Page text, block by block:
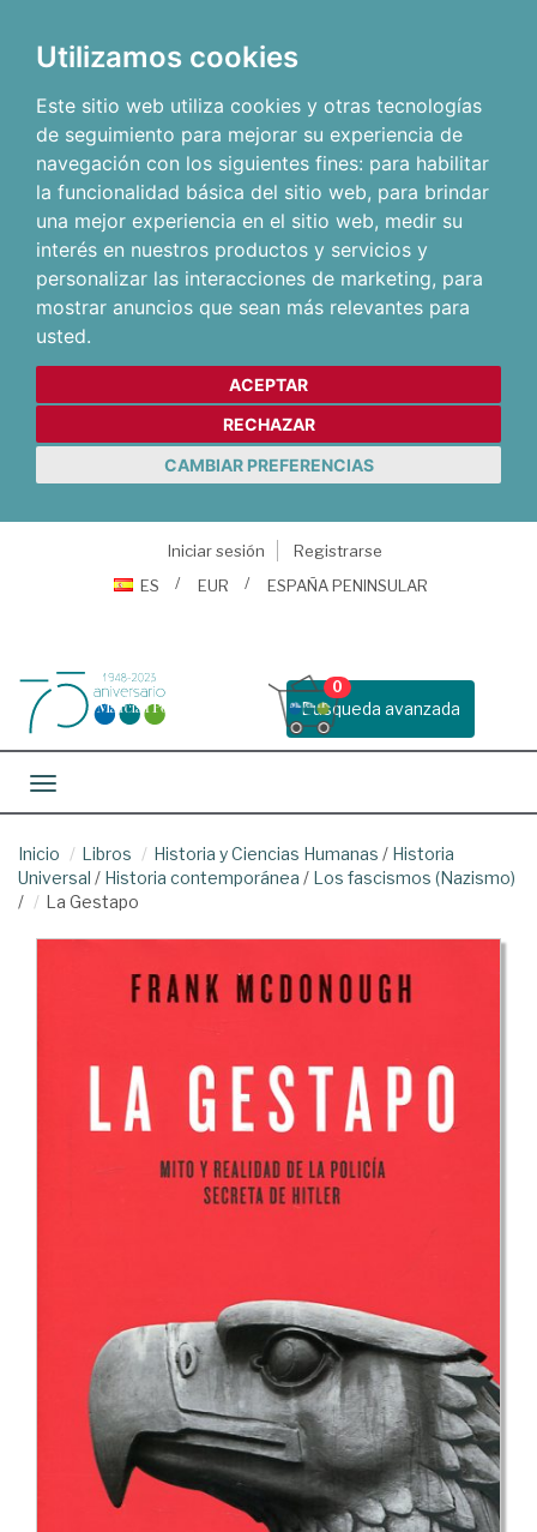
Utilizamos cookies
Este sitio web utiliza cookies y otras tecnologías
de seguimiento para mejorar su experiencia de
navegación con los siguientes fines: para habilitar
la funcionalidad básica del sitio web, para brindar
una mejor experiencia en el sitio web, medir su
interés en nuestros productos y servicios y
personalizar las interacciones de marketing, para
mostrar anuncios que sean más relevantes para
usted.
ACEPTAR
RECHAZAR
CAMBIAR PREFERENCIAS
Iniciar sesión
Registrarse
ES
EUR ESPAÑA PENINSULAR
Busqueda avanzada
0
Toggle navigation
Inicio Libros Historia y Ciencias Humanas / Historia
Universal / Historia contemporánea / Los fascismos (Nazismo)
/
La Gestapo